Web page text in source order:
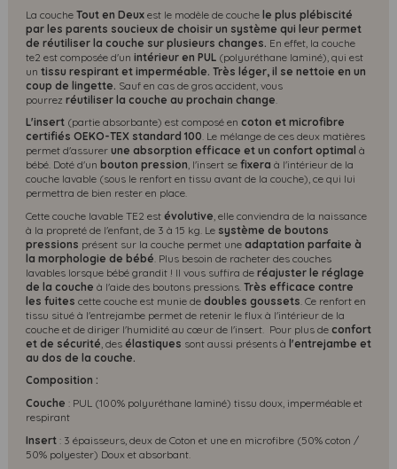
La couche Tout en Deux est le modèle de couche le plus plébiscité
par les parents soucieux de choisir un système qui leur permet
de réutiliser la couche sur plusieurs changes. En effet, la couche
te2 est composée d'un intérieur en PUL (polyuréthane laminé), qui est
un tissu respirant et imperméable. Très léger, il se nettoie en un
coup de lingette. Sauf en cas de gros accident, vous
pourrez réutiliser la couche au prochain change
L'insert (partie absorbante) est composé en coton et microfibre
certifiés OEKO-TEX standard 100. Le mélange de ces deux matières
permet d'assurer une absorption efficace et un confort optimal à
bébé. Doté d'un bouton pression, l'insert se fixera à l'intérieur de la
couche lavable (sous le renfort en tissu avant de la couche), ce qui lui
permettra de bien rester en place.
Cette couche lavable TE2 est évolutive elle conviendra de la naissance
à la propreté de l'enfant, de 3 à 15 kg. Le système de boutons
pressions présent sur la couche permet une adaptation parfaite à
la morphologie de bébé . Plus besoin de racheter des couches
lavables lorsque bébé grandit ! Il vous suffira de réajuster le réglage
de la couche à l'aide des boutons pressions. Très efficace contre
les fuites cette couche est munie de doubles goussets . Ce renfort en
tissu situé à l'entrejambe permet de retenir le flux à l'intérieur de la
couche et de diriger l'humidité au cœur de l'insert. Pour plus de confort
et de sécurité , des élastiques sont aussi présents à l'entrejambe et
au dos de la couche.
Composition :
Couche : PUL (100% polyuréthane laminé) tissu doux, imperméable et
respirant
Insert : 3 épaisseurs, deux de Coton et une en microfibre (50% coton /
50% polyester) Doux et absorbant.